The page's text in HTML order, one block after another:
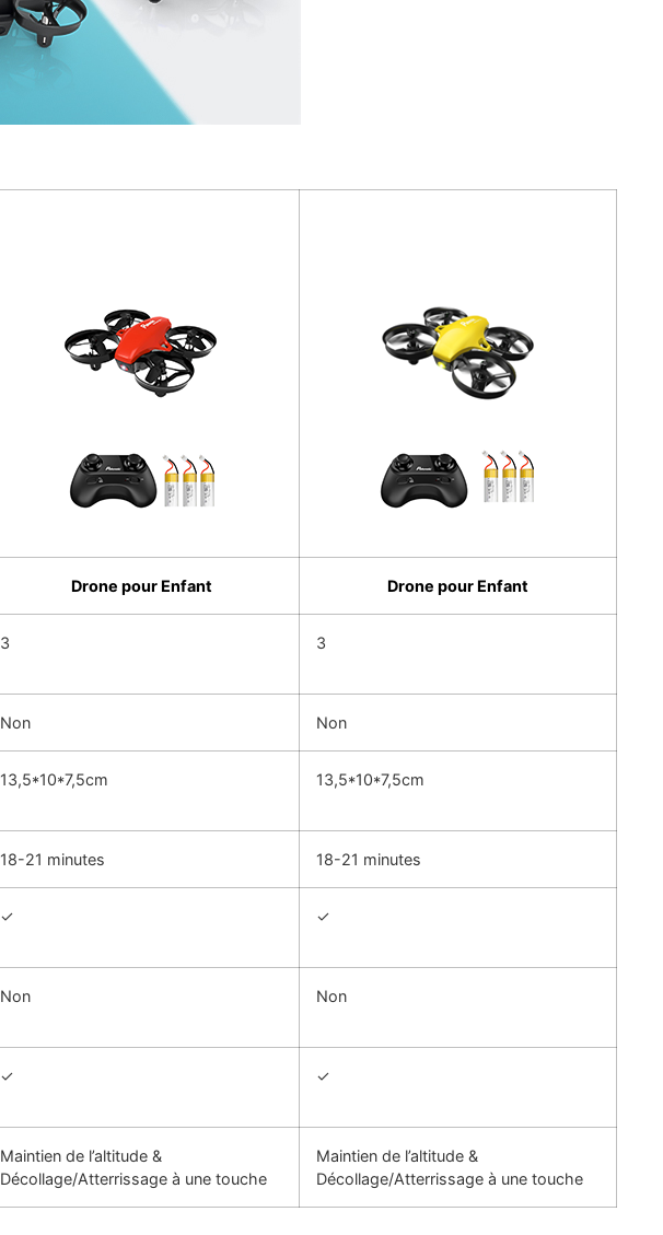
Drone pour Enfant Drone pour Enfant
3 3
Non Non
13,5*10*7,5cm 13,5*10*7,5cm
18-21 minutes 18-21 minutes
✓ ✓
Non Non
✓ ✓
Maintien de l’altitude &
Décollage/Atterrissage à une touche
Maintien de l’altitude &
Décollage/Atterrissage à une touche